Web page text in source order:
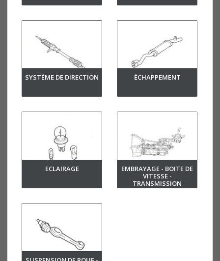
SYSTÈME DE DIRECTION ÉCHAPPEMENT
ECLAIRAGE
EMBRAYAGE - BOITE DE
VITESSE -
TRANSMISSION